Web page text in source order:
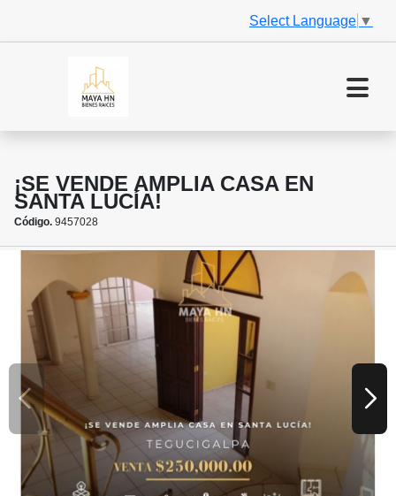
Select Language ▼
¡SE VENDE AMPLIA CASA EN
SANTA LUCÍA!
Código. 9457028